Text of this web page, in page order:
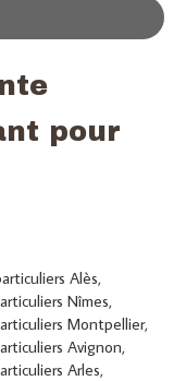
pour
Alès,
Nîmes,
Montpellier,
Avignon,
Arles,